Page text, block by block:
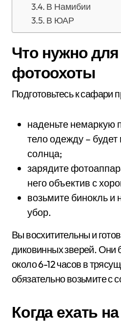
В Намибии
В ЮАР
Что нужно
фотоохоты
Подготовьтесь к сафари
наденьте
тело одежду –
солнца;
зарядите
него объектив с
возьмите бинокль и
убор.
Вы восхитительны и
диковинных зверей. Они
около 6-12 часов в
обязательно возьмите с
Когда ехать